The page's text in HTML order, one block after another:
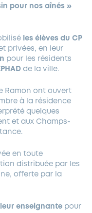
pour nos aînés »
les élèves du CP
privées, en leur
pour les résidents
de la ville.
Ramon ont ouvert
à la résidence
quelques
et aux Champs-
en toute
distribuée par les
offerte par la
enseignante pour